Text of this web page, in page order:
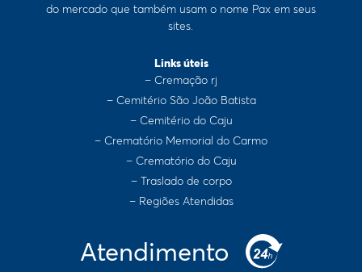
do mercado que também usam o nome Pax em seus
sites.
Links úteis
– Cremação rj
– Cemitério São João Batista
– Cemitério do Caju
– Crematório Memorial do Carmo
– Crematório do Caju
– Traslado de corpo
– Regiões Atendidas
Atendimento